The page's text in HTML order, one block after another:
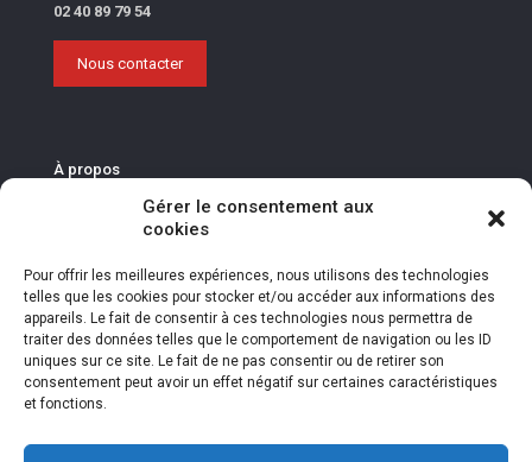
Gérer le consentement aux
cookies
Pour offrir les meilleures expériences, nous utilisons des technologies
telles que les cookies pour stocker et/ou accéder aux informations des
appareils. Le fait de consentir à ces technologies nous permettra de
traiter des données telles que le comportement de navigation ou les ID
uniques sur ce site. Le fait de ne pas consentir ou de retirer son
consentement peut avoir un effet négatif sur certaines caractéristiques
et fonctions.
02 40 89 79 54
Nous contacter
À propos
La Fédération des Maraîchers Nantais
entreprises de la filière dans une dynamique collective de
progrès économique, social et environnemental.
Rejoignez une filière d’excellence !
Déposez votre candidature en ligne pour être contacté par les
entreprises adhérentes de la Fédération des Maraîchers